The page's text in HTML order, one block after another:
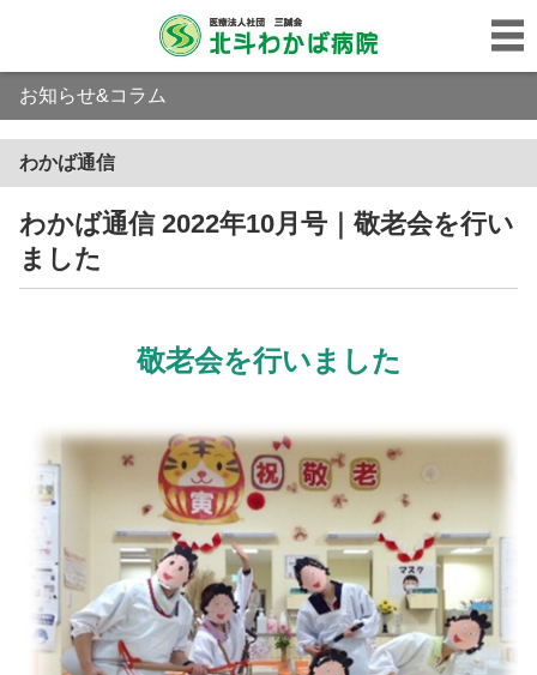
お知らせ&コラム
わかば通信
わかば通信 2022年10月号｜敬老会を行い
ました
敬老会を行いました